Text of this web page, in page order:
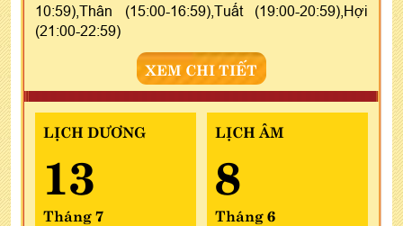
10:59),Thân (15:00-16:59),Tuất (19:00-20:59),Hợi
(21:00-22:59)
XEM CHI TIẾT
LỊCH DƯƠNG
13
Tháng 7
LỊCH ÂM
8
Tháng 6